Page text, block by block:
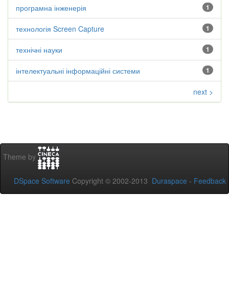
1
програмна інженерія
1
технологія Screen Capture
1
технічні науки
1
інтелектуальні інформаційні системи
next >
Theme by
DSpace Software Copyright © 2002-2013 Duraspace - Feedback